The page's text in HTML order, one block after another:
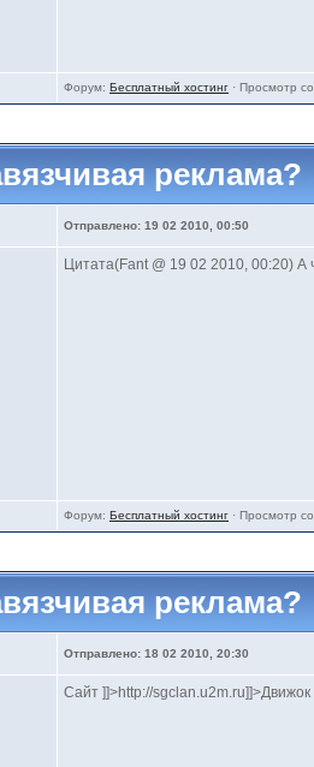
Форум: Бесплатный хостинг · Просмотр
реклама?
Отправлено: 19 02 2010, 00:50
Цитата(Fant @ 19 02 2010, 00:20) А
Форум: Бесплатный хостинг · Просмотр
реклама?
Отправлено: 18 02 2010, 20:30
Сайт ]]>http://sgclan.u2m.ru]]>Движок